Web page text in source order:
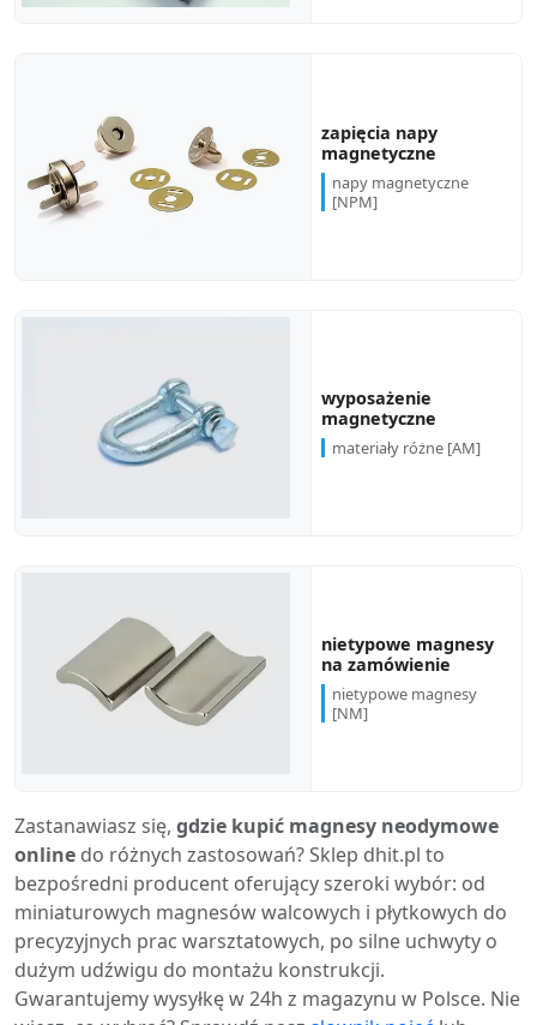
zapięcia napy
magnetyczne
napy magnetyczne
[NPM]
wyposażenie
magnetyczne
materiały różne [AM]
nietypowe magnesy
na zamówienie
nietypowe magnesy
[NM]
Zastanawiasz się, gdzie kupić magnesy neodymowe
online do różnych zastosowań? Sklep dhit.pl to
bezpośredni producent oferujący szeroki wybór: od
miniaturowych magnesów walcowych i płytkowych do
precyzyjnych prac warsztatowych, po silne uchwyty o
dużym udźwigu do montażu konstrukcji.
Gwarantujemy wysyłkę w 24h z magazynu w Polsce. Nie